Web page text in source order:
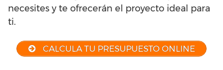
necesites y te ofrecerán el proyecto ideal para
ti.
CALCULA TU PRESUPUESTO ONLINE